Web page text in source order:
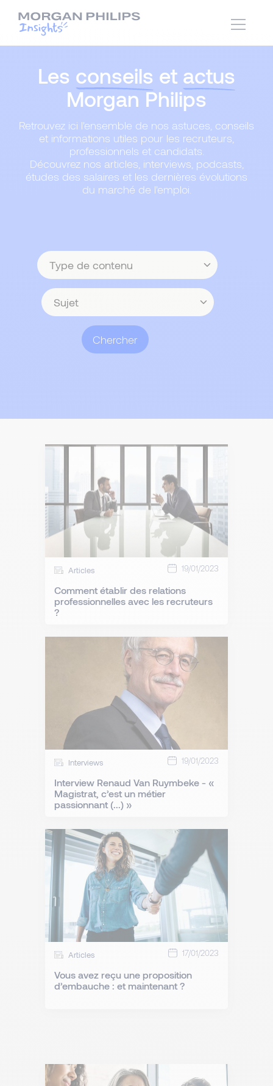
Les conseils et actus
Morgan Philips
Retrouvez ici l'ensemble de nos astuces, conseils
et informations utiles pour les recruteurs,
professionnels et candidats.
Découvrez nos articles, interviews, podcasts,
études des salaires et les dernières évolutions
du marché de l'emploi.
Type
de
contenu
Sujet
Chercher
Articles 19/01/2023
Comment établir des relations
professionnelles avec les recruteurs
?
Interviews 19/01/2023
Interview Renaud Van Ruymbeke - «
Magistrat, c’est un métier
passionnant (...) »
Articles 17/01/2023
Vous avez reçu une proposition
d’embauche : et maintenant ?